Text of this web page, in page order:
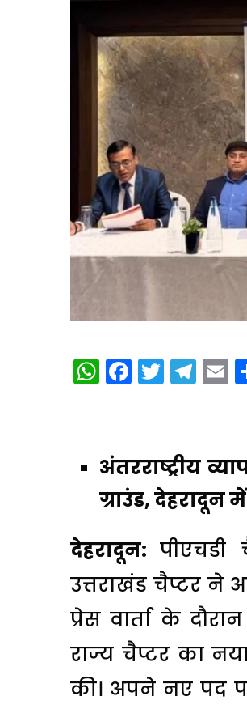
WhatsApp
अंतरराष्ट्रीय
ग्राउंड, देहरादून
देहरादून:पीएचडी
उत्तराखंड चैप्टर
प्रेस वार्ता के
राज्य चैप्टर का
की। अपने नए पद